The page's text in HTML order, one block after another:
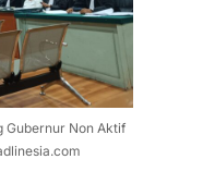
Gubernur Non Aktif